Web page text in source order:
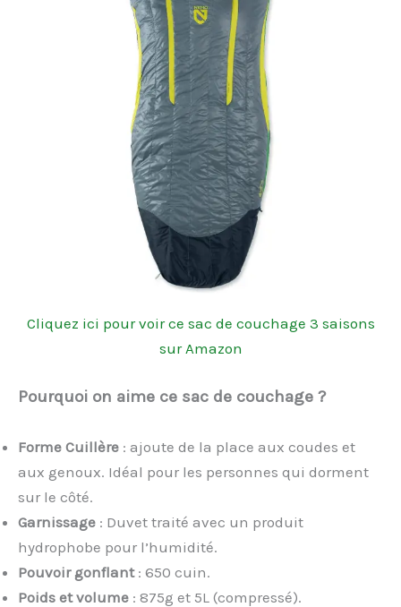
Cliquez ici pour voir ce sac de couchage 3 saisons
sur Amazon
Pourquoi on aime ce sac de couchage ?
Forme Cuillère : ajoute de la place aux coudes et
aux genoux. Idéal pour les personnes qui dorment
sur le côté.
Garnissage : Duvet traité avec un produit
hydrophobe pour l’humidité.
Pouvoir gonflant: 650 cuin.
Poids et volume : 875g et 5L (compressé).